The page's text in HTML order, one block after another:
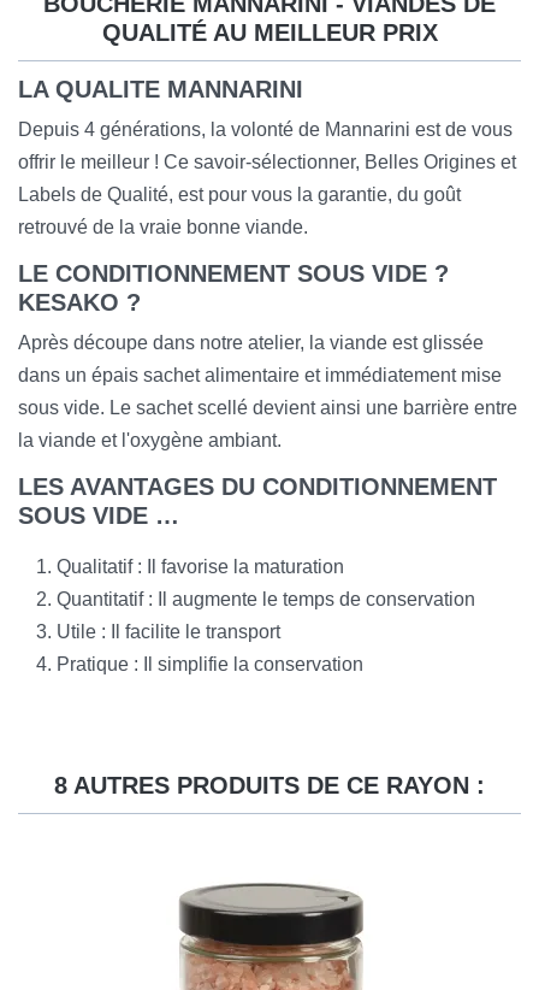
QUALITÉ AU MEILLEUR PRIX
LA QUALITE MANNARINI
Depuis 4 générations, la volonté de Mannarini est de vous
offrir le meilleur ! Ce savoir-sélectionner, Belles Origines et
Labels de Qualité, est pour vous la garantie, du goût
retrouvé de la vraie bonne viande.
LE CONDITIONNEMENT SOUS VIDE ?
KESAKO ?
Après découpe dans notre atelier, la viande est glissée
dans un épais sachet alimentaire et immédiatement mise
sous vide. Le sachet scellé devient ainsi une barrière entre
la viande et l'oxygène ambiant.
LES AVANTAGES DU CONDITIONNEMENT
SOUS VIDE …
Qualitatif : Il favorise la maturation
Quantitatif : Il augmente le temps de conservation
Utile : Il facilite le transport
Pratique : Il simplifie la conservation
8 AUTRES PRODUITS DE CE RAYON :